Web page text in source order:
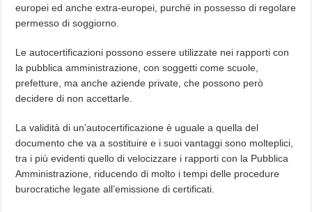
europei ed anche extra-europei, purché in possesso di regolare
permesso di soggiorno.
Le autocertificazioni possono essere utilizzate nei rapporti con
la pubblica amministrazione, con soggetti come scuole,
prefetture, ma anche aziende private, che possono però
decidere di non accettarle.
La validità di un’autocertificazione è uguale a quella del
documento che va a sostituire e i suoi vantaggi sono molteplici,
tra i più evidenti quello di velocizzare i rapporti con la Pubblica
Amministrazione, riducendo di molto i tempi delle procedure
burocratiche legate all’emissione di certificati.